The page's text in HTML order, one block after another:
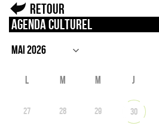
Retour
Agenda culturel
L M M J
27 28 29 30